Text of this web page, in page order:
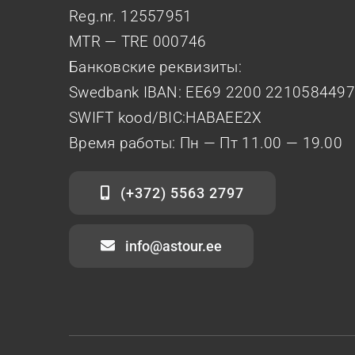
Reg.nr. 12557951
MTR — TRE 000746
Банковские реквизиты:
Swedbank IBAN: EE69 2200
SWIFT kood/BIC:HABAEE2X
Время работы: Пн — Пт 11.00 — 19.00
(+372) 5563 2797
info@astour.ee